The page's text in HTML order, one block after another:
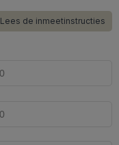
Lees de inmeetinstructies